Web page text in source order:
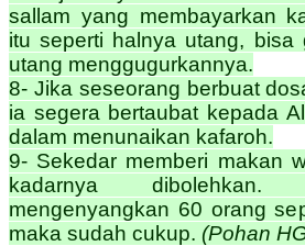
sallam yang membayarkan
itu seperti halnya utang, bisa
utang menggugurkannya.
8- Jika seseorang berbuat
ia segera bertaubat kepada
dalam menunaikan kafaroh.
9- Sekedar memberi makan
kadarnya
mengenyangkan 60 orang
maka sudah cukup. (Pohan